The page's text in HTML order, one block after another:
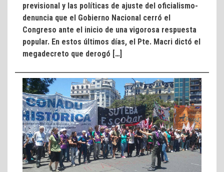
previsional y las políticas de ajuste del oficialismo-
denuncia que el Gobierno Nacional cerró el
Congreso ante el inicio de una vigorosa respuesta
popular. En estos últimos días, el Pte. Macri dictó el
megadecreto que derogó […]